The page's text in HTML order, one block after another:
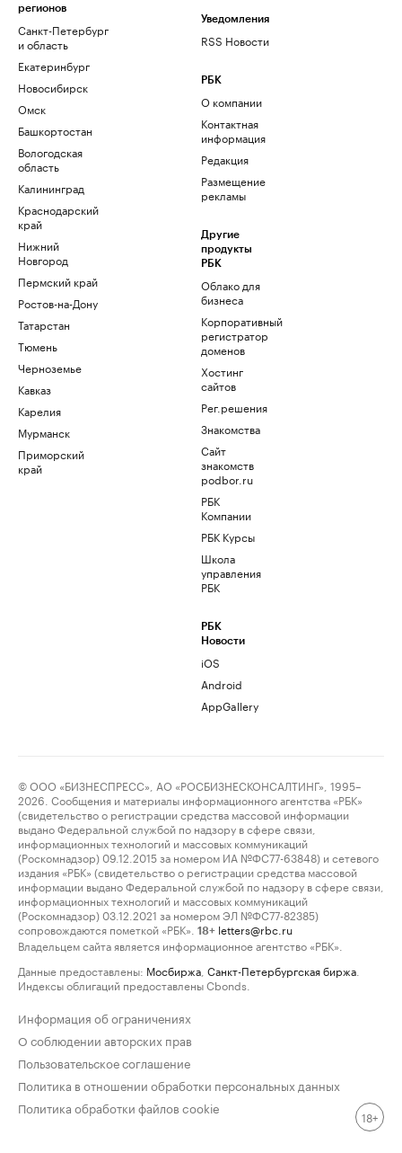
регионов
Санкт-Петербург
и область
Екатеринбург
Новосибирск
Омск
Башкортостан
Вологодская
область
Калининград
Краснодарский
край
Нижний
Новгород
Пермский край
Ростов-на-Дону
Татарстан
Тюмень
Черноземье
Кавказ
Карелия
Мурманск
Приморский
край
Уведомления
RSS Новости
РБК
О компании
Контактная
информация
Редакция
Размещение
рекламы
Другие
продукты
РБК
Облако для
бизнеса
Корпоративный
регистратор
доменов
Хостинг
сайтов
Рег.решения
Знакомства
Сайт
знакомств
podbor.ru
РБК
Компании
РБК Курсы
Школа
управления
РБК
РБК
Новости
iOS
Android
AppGallery
© ООО «БИЗНЕСПРЕСС», АО «РОСБИЗНЕСКОНСАЛТИНГ», 1995–
2026. Сообщения и материалы информационного агентства «РБК»
(свидетельство о регистрации средства массовой информации
выдано Федеральной службой по надзору в сфере связи,
информационных технологий и массовых коммуникаций
(Роскомнадзор) 09.12.2015 за номером ИА №ФС77-63848) и сетевого
издания «РБК» (свидетельство о регистрации средства массовой
информации выдано Федеральной службой по надзору в сфере связи,
информационных технологий и массовых коммуникаций
(Роскомнадзор) 03.12.2021 за номером ЭЛ №ФС77-82385)
сопровождаются пометкой «РБК».
18+ letters@rbc.ru
Владельцем сайта является информационное агентство «РБК».
Данные предоставлены: Мосбиржа Санкт-Петербургская биржа
Индексы облигаций предоставлены Cbonds.
Информация об ограничениях
О соблюдении авторских прав
Пользовательское соглашение
Политика в отношении обработки персональных данных
Политика обработки файлов cookie
18+